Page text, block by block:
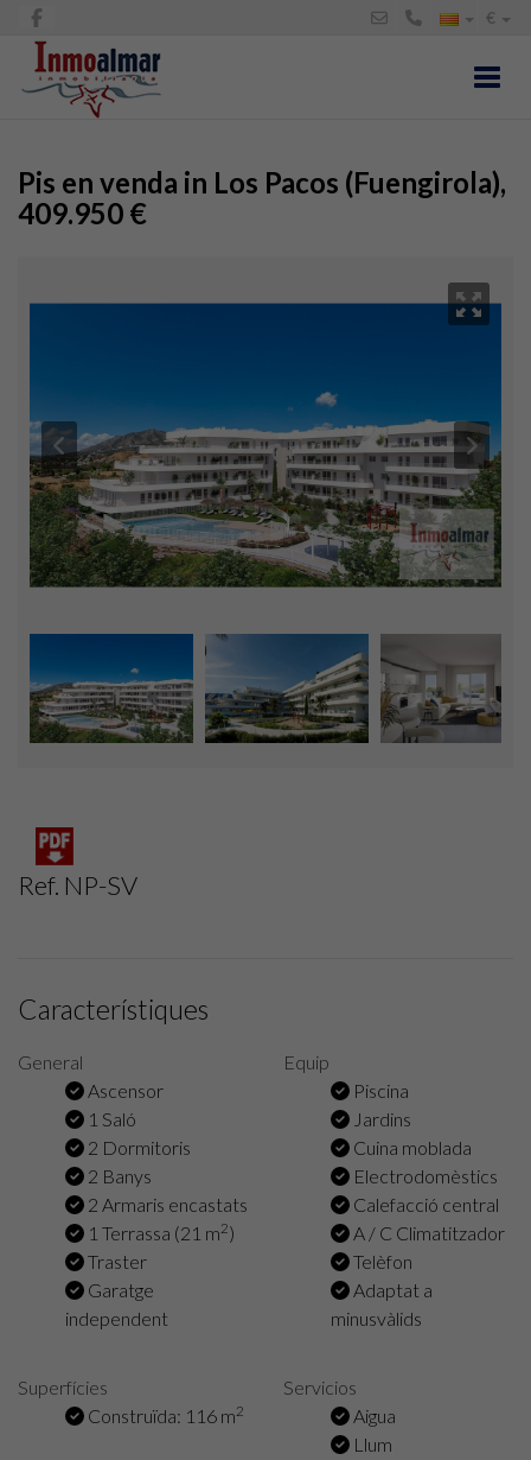
€
Pis en venda in Los Pacos (Fuengirola),
409.950 €
Ref. NP-SV
Característiques
General
Ascensor
1 Saló
2 Dormitoris
2 Banys
2 Armaris encastats
1 Terrassa (21 m2)
Traster
Garatge
independent
Superfícies
Construïda: 116 m2
Equip
Piscina
Jardins
Cuina moblada
Electrodomèstics
Calefacció central
A / C Climatitzador
Telèfon
Adaptat a
minusvàlids
Servicios
Aigua
Llum